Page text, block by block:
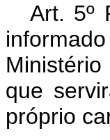
Art. 5º
que
próprio